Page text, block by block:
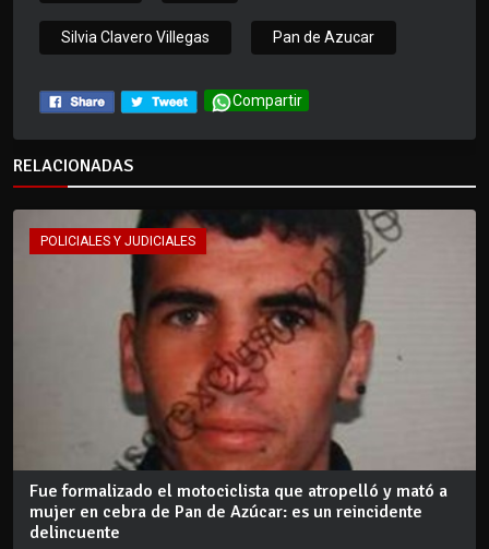
Silvia Clavero Villegas Pan de Azucar
Compartir
RELACIONADAS
POLICIALES Y JUDICIALES
Fue formalizado el motociclista que atropelló y mató a
mujer en cebra de Pan de Azúcar: es un reincidente
delincuente